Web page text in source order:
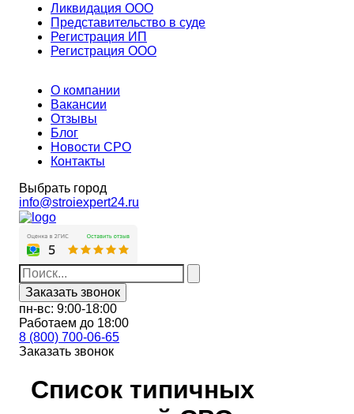
Ликвидация ООО
Представительство в суде
Регистрация ИП
Регистрация ООО
О компании
Вакансии
Отзывы
Блог
Новости СРО
Контакты
Выбрать город
info@stroiexpert24.ru
Заказать звонок
пн-вс: 9:00-18:00
Работаем до 18:00
8 (800) 700-06-65
Заказать звонок
Список типичных